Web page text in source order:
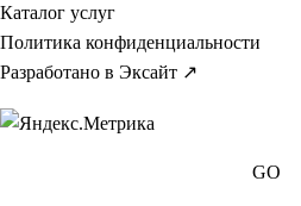
Каталог услуг
Политика конфиденциальности
Разработано в Эксайт ↗
GO